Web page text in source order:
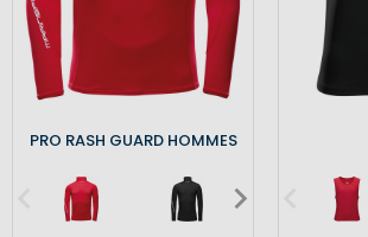
PRO RASH GUARD HOMMES